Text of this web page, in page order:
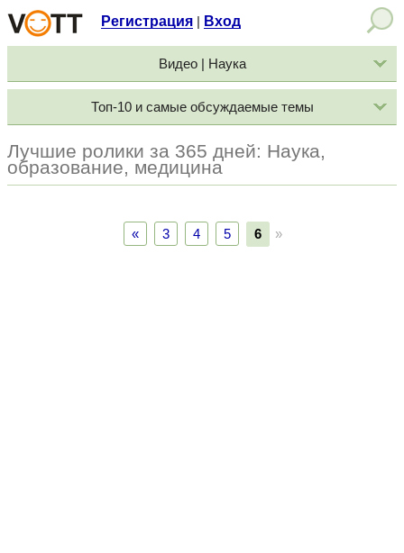
Регистрация Вход
Видео | Наука
Топ-10 и самые обсуждаемые темы
Лучшие ролики за 365 дней: Наука,
образование, медицина
« 3 4 5 6 »